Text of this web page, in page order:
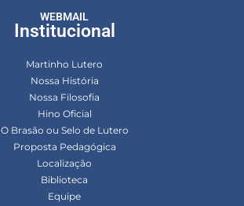
WEBMAIL
Institucional
Martinho Lutero
Nossa História
Nossa Filosofia
Hino Oficial
O Brasão ou Selo de Lutero
Proposta Pedagógica
Localização
Biblioteca
Equipe